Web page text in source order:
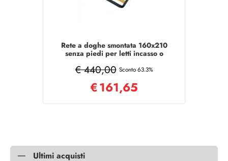
Rete a doghe smontata 160x210
senza piedi per letti incasso o
€ 440,00 Sconto 63.3%
€161,65
Ultimi acquisti